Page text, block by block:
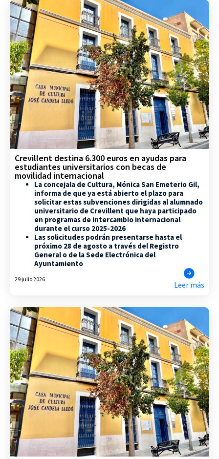
Crevillent destina 6.300 euros en ayudas para
estudiantes universitarios con becas de
movilidad internacional
La concejala de Cultura, Mónica San Emeterio Gil,
informa de que ya está abierto el plazo para
solicitar estas subvenciones dirigidas al alumnado
universitario de Crevillent que haya participado
en programas de intercambio internacional
durante el curso 2025-2026
Las solicitudes podrán presentarse hasta el
próximo 28 de agosto a través del Registro
General o de la Sede Electrónica del
Ayuntamiento
29 julio 2026
Leer más